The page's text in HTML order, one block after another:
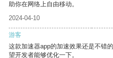
助你在网络上自由移动。
2024-04-10
游客
这款加速器app的加速效果还是不错
望开发者能够优化一下。